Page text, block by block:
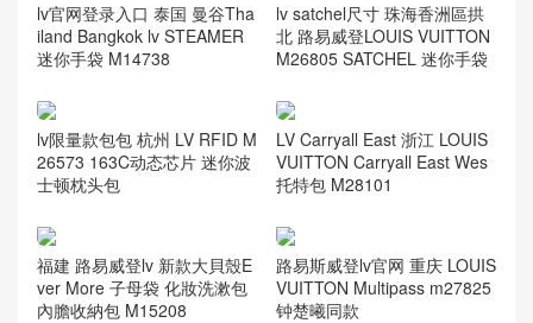
lv官网登录入口 泰国 曼谷Tha
iland Bangkok lv STEAMER
迷你手袋 M14738
lv satchel尺寸 珠海香洲區拱
北 路易威登LOUIS VUITTON
M26805 SATCHEL 迷你手袋
lv限量款包包 杭州 LV RFID M
26573 163C动态芯片 迷你波
士顿枕头包
LV Carryall East 浙江 LOUIS
VUITTON Carryall East Wes
托特包 M28101
福建 路易威登lv 新款大貝殼E
ver More 子母袋 化妝洗漱包
內膽收納包 M15208
路易斯威登lv官网 重庆 LOUIS
VUITTON Multipass m27825
钟楚曦同款